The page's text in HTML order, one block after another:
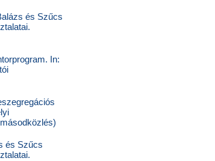
és Szűcs
In:
és Szűcs